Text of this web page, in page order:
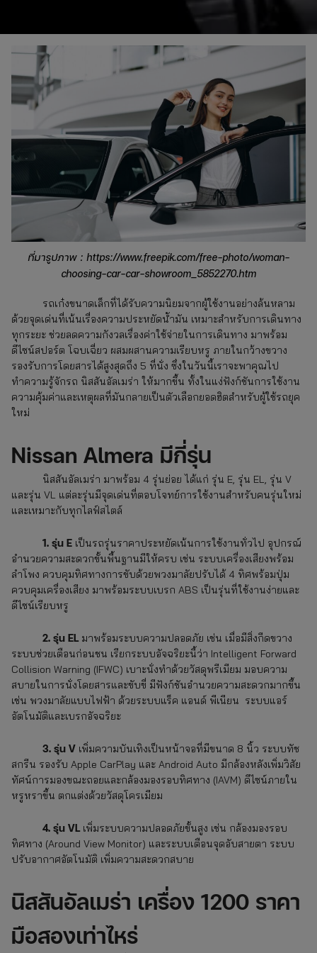
ที่มารูปภาพ : https://www.freepik.com/free-photo/woman-
choosing-car-car-showroom_5852270.htm
รถเก๋งขนาดเล็กที่ได้รับความนิยมจากผู้ใช้งานอย่างล้นหลาม
ด้วยจุดเด่นที่เน้นเรื่องความประหยัดน้ำมัน เหมาะสำหรับการเดินทาง
ทุกระยะ ช่วยลดความกังวลเรื่องค่าใช้จ่ายในการเดินทาง มาพร้อม
ดีไซน์สปอร์ต โฉบเฉี่ยว ผสมผสานความเรียบหรู ภายในกว้างขวาง
รองรับการโดยสารได้สูงสุดถึง 5 ที่นั่ง ซึ่งในวันนี้เราจะพาคุณไป
ทำความรู้จักรถ นิสสันอัลเมร่า ให้มากขึ้น ทั้งในแง่ฟังก์ชันการใช้งาน
ความคุ้มค่าและเหตุผลที่มันกลายเป็นตัวเลือกยอดฮิตสำหรับผู้ใช้รถยุค
ใหม่
Nissan Almera มีกี่รุ่น
นิสสันอัลเมร่า มาพร้อม 4 รุ่นย่อย ได้แก่ รุ่น E, รุ่น EL, รุ่น V
และรุ่น VL แต่ละรุ่นมีจุดเด่นที่ตอบโจทย์การใช้งานสำหรับคนรุ่นใหม่
และเหมาะกับทุกไลฟ์สไตล์
1. รุ่น E เป็นรถรุ่นราคาประหยัดเน้นการใช้งานทั่วไป อุปกรณ์
อำนวยความสะดวกขั้นพื้นฐานมีให้ครบ เช่น ระบบเครื่องเสียงพร้อม
ลำโพง ควบคุมทิศทางการขับด้วยพวงมาลัยปรับได้ 4 ทิศพร้อมปุ่ม
ควบคุมเครื่องเสียง มาพร้อมระบบเบรก ABS เป็นรุ่นที่ใช้งานง่ายและ
ดีไซน์เรียบหรู
2. รุ่น EL มาพร้อมระบบความปลอดภัย เช่น เมื่อมีสิ่งกีดขวาง
ระบบช่วยเตือนก่อนชน เรียกระบบอัจฉริยะนี้ว่า Intelligent Forward
Collision Warning (IFWC) เบาะนั่งทำด้วยวัสดุพรีเมียม มอบความ
สบายในการนั่งโดยสารและขับขี่ มีฟังก์ชันอำนวยความสะดวกมากขึ้น
เช่น พวงมาลัยแบบไฟฟ้า ด้วยระบบแร็ค แอนด์ พีเนียน ระบบแอร์
อัตโนมัติและเบรกอัจฉริยะ
3. รุ่น V เพิ่มความบันเทิงเป็นหน้าจอที่มีขนาด 8 นิ้ว ระบบทัช
สกรีน รองรับ Apple CarPlay และ Android Auto มีกล้องหลังเพิ่มวิสัย
ทัศน์การมองขณะถอยและกล้องมองรอบทิศทาง (IAVM) ดีไซน์ภายใน
หรูหราขึ้น ตกแต่งด้วยวัสดุโครเมียม
4. รุ่น VL เพิ่มระบบความปลอดภัยขั้นสูง เช่น กล้องมองรอบ
ทิศทาง (Around View Monitor) และระบบเตือนจุดอับสายตา ระบบ
ปรับอากาศอัตโนมัติ เพิ่มความสะดวกสบาย
นิสสันอัลเมร่า เครื่อง 1200 ราคา
มือสองเท่าไหร่